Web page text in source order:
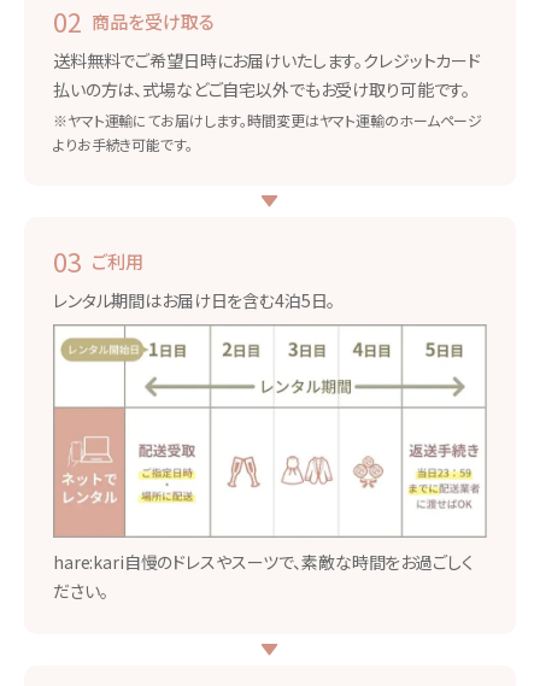
02 商品を受け取る
送料無料でご希望日時にお届けいたします。クレジットカード
払いの方は、式場などご自宅以外でもお受け取り可能です。
※ヤマト運輸にてお届けします。時間変更はヤマト運輸のホームページ
よりお手続き可能です。
03 ご利用
レンタル期間はお届け日を含む4泊5日。
hare:kari自慢のドレスやスーツで、素敵な時間をお過ごしく
ださい。